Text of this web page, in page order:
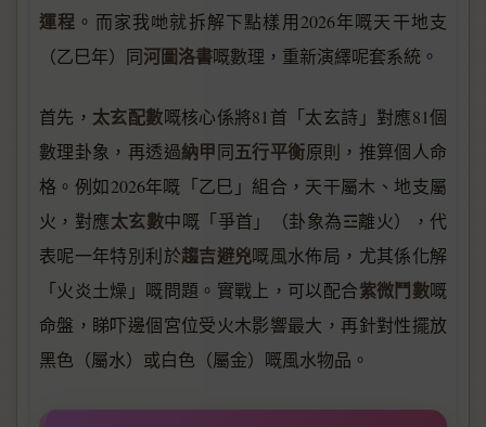
運程 。而家我哋就拆解下點樣用2026年嘅天干地支
（乙巳年）同河圖洛書嘅數理，重新演繹呢套系統。
首先， 太玄配數嘅核心係將81首「太玄詩」對應81個
數理卦象，再透過納甲同五行平衡原則，推算個人命
格。例如2026年嘅「乙巳」組合，天干屬木、地支屬
火，對應太玄數中嘅「爭首」（卦象為☲離火），代
表呢一年特別利於趨吉避兇嘅風水佈局，尤其係化解
「火炎土燥」嘅問題。實戰上，可以配合紫微鬥數嘅
命盤，睇吓邊個宮位受火木影響最大，再針對性擺放
黑色（屬水）或白色（屬金）嘅風水物品。